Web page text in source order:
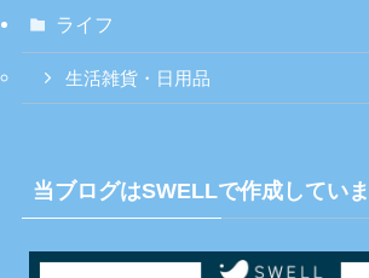
ライフ
生活雑貨・日用品
当ブログはSWELLで作成してい